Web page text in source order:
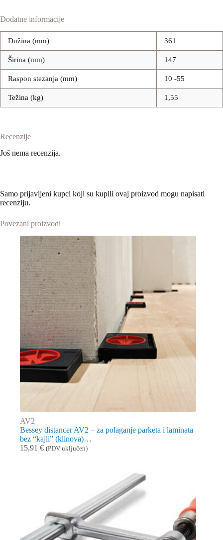
Dodatne informacije
Dužina (mm) 361
Širina (mm) 147
Raspon stezanja (mm) 10 -55
Težina (kg) 1,55
Recenzije
Još nema recenzija.
Samo prijavljeni kupci koji su kupili ovaj proizvod mogu napisati
recenziju.
Povezani proizvodi
AV2
Bessey distancer AV2 – za polaganje parketa i laminata
bez “kajli” (klinova)…
15,91 € (PDV uključen)